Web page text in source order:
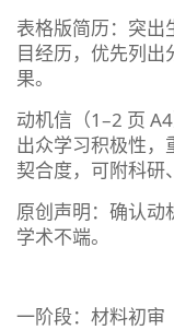
表格版简历：突出
目经历，优先列
果。
动机信（1–2 页
出众学习积极性，
契合度，可附科研
原创声明：确认动
学术不端。
一阶段：材料初审